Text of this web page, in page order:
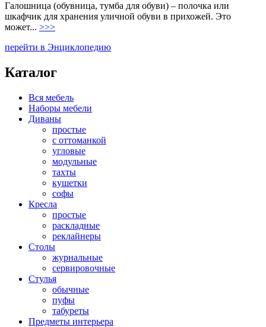
Галошница (обувница, тумба для обуви) – полочка или
шкафчик для хранения уличной обуви в прихожей. Это
может... >>>
перейти в Энциклопедию
Каталог
Вся мебель
Наборы мебели
Диваны
простые
с оттоманкой
угловые
модульные
тахты
кушетки
софы
Кресла
простые
раскладные
реклайнеры
Столы
журнальные
сервировочные
Стулья
обычные
пуфы
табуреты
Предметы интерьера